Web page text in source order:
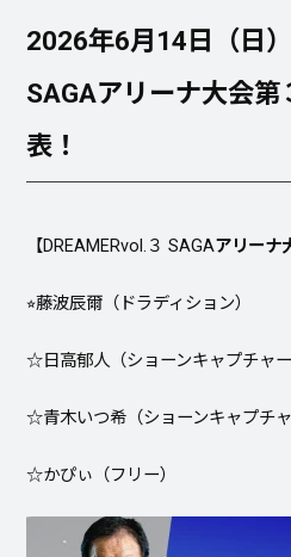
2026年6月14日（日
SAGAアリーナ大会
表！
【DREAMERvol.３ SAGAアリーナ
⭐︎藤波辰爾（ドラディション）
☆日高郁人（ショーンキャプチャー
☆青木いつ希（ショーンキャプチャ
☆かぴぃ（フリー）